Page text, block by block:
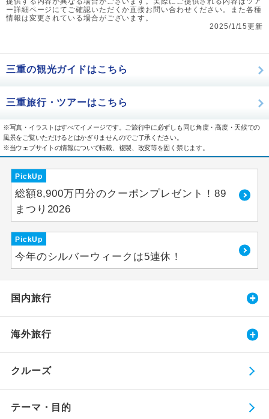
ー詳細ページにてご確認いただくか直接お問い合わせください。また各種
情報は変更されている場合がございます。
2025/1/15更新
三重の観光ガイドはこちら
三重旅行・ツアーはこちら
※写真・イラストはすべてイメージです。ご旅行中に必ずしも同じ角度・高度・天候での
風景をご覧いただけるとはかぎりませんのでご了承ください。
※当ウェブサイトの情報について転載、複製、改変等を固く禁じます。
PickUp
総額8,900万円分のクーポンプレゼント！89
まつり2026
PickUp
今年のシルバーウィークは5連休！
国内旅行
海外旅行
クルーズ
テーマ・目的